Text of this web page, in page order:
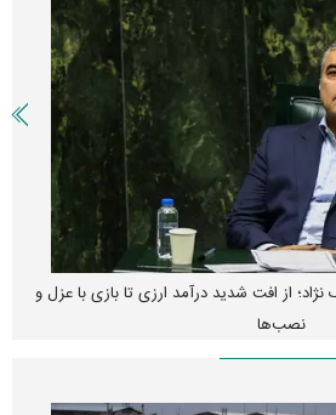
از افت شدید درآمد ارزی تا بازی با عزل و
نصب‌ها